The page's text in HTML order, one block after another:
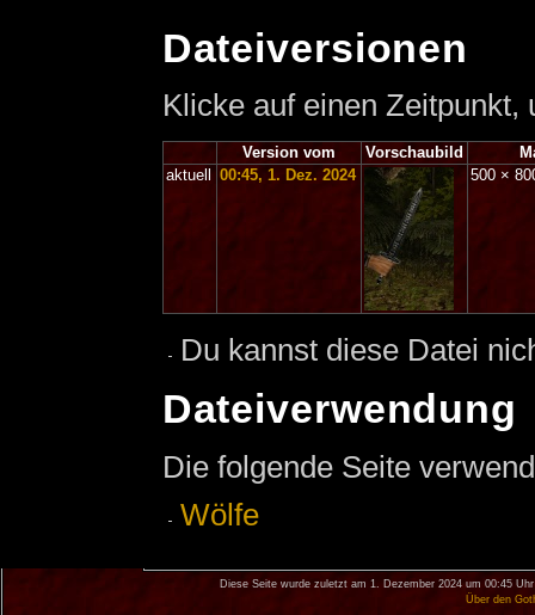
Dateiversionen
Klicke auf einen
Version vom Vorschaubild
aktuell
00:45, 1. Dez. 2024 500 ×
Du kannst diese Datei
Dateiverwendung
Die folgende Seite
Wölfe
Diese Seite wurde zuletzt am 1. Dezember 2024 um 00:45
Über den